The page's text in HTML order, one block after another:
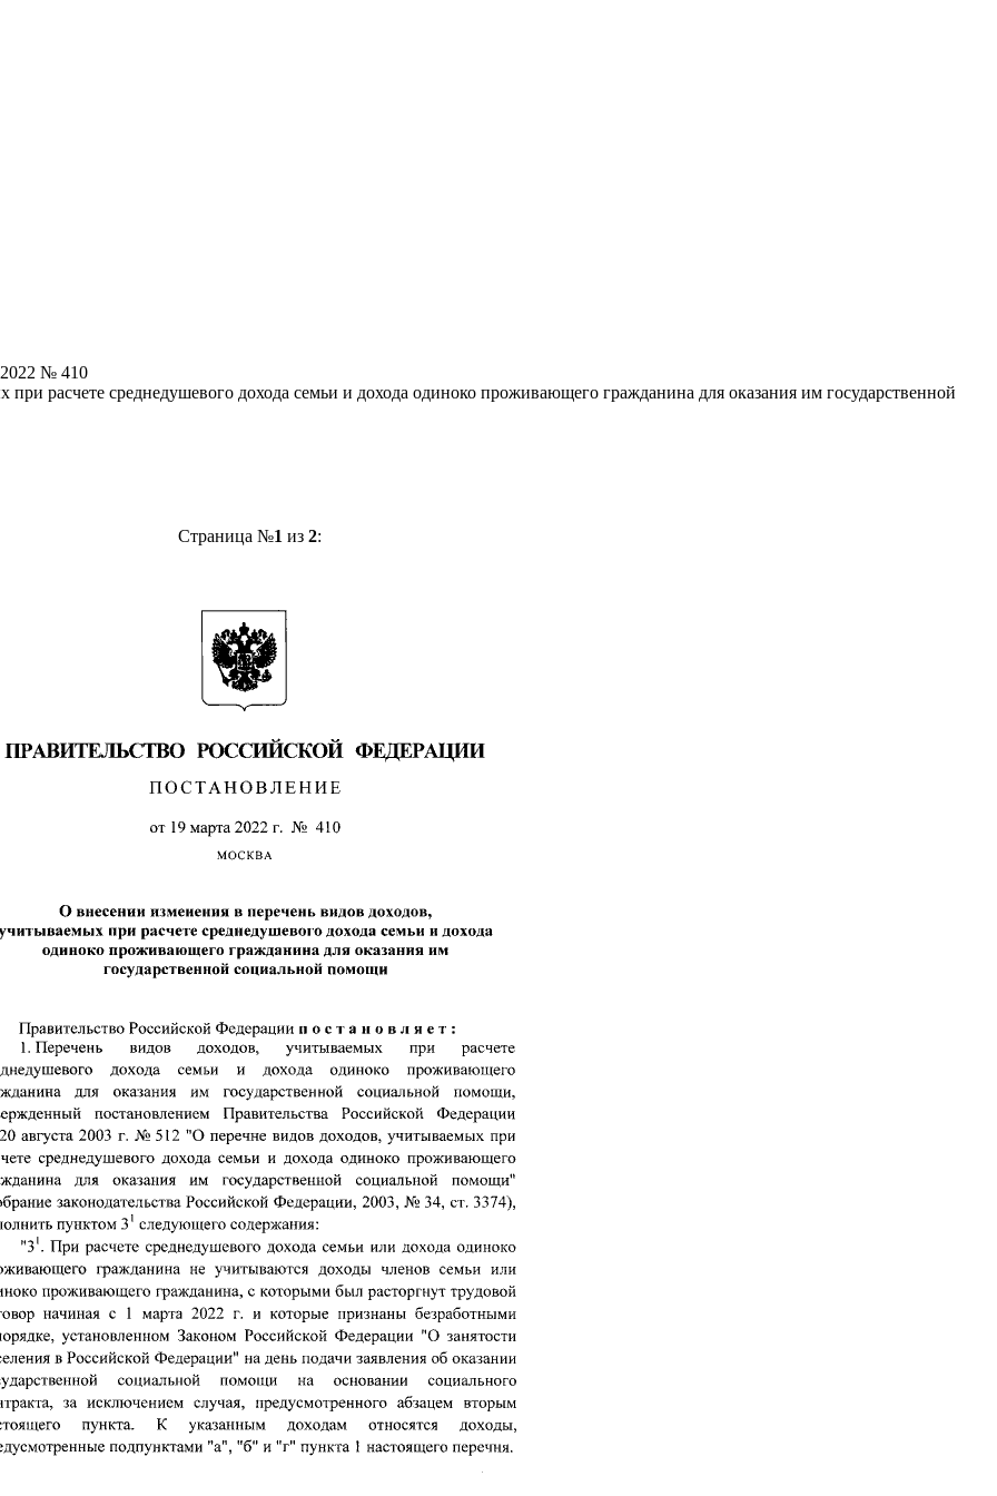
№ 410
расчете среднедушевого дохода семьи и дохода одиноко проживающего гражданина для оказания им государственной
Страница №1 из 2: